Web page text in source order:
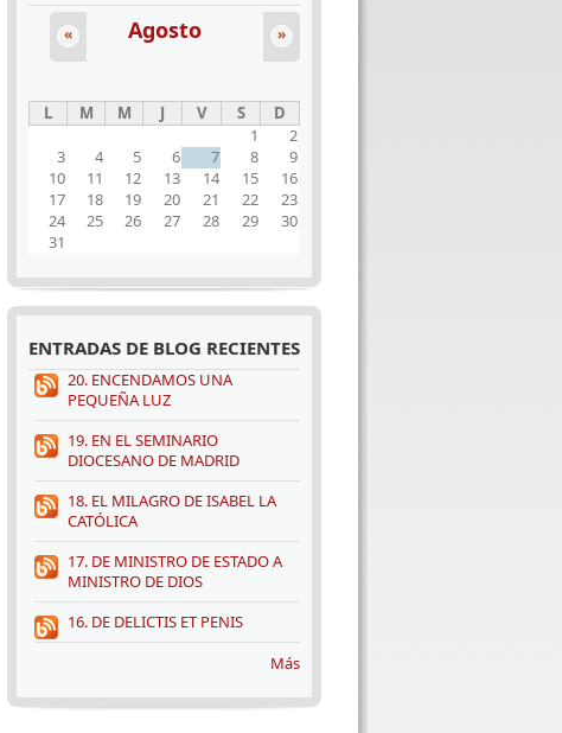
Agosto
« »
L M M J V S
D
1
2
3
4 5 6 7 8
9
10
11 12 13 14 15
16
17
18 19 20 21 22
23
24
25 26 27 28 29
30
31
ENTRADAS DE BLOG RECIENTES
20. ENCENDAMOS UNA
PEQUEÑA LUZ
19. EN EL SEMINARIO
DIOCESANO DE MADRID
18. EL MILAGRO DE ISABEL LA
CATÓLICA
17. DE MINISTRO DE ESTADO A
MINISTRO DE DIOS
16. DE DELICTIS ET PENIS
Más